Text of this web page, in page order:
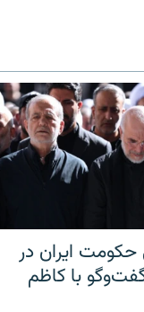
ایران در
با کاظم